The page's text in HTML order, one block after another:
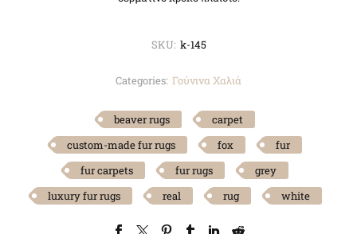
SKU: k-145
Categories: Γούνινα Χαλιά
beaver rugs
carpet
custom-made fur rugs
fox
fur
fur carpets
fur rugs
grey
luxury fur rugs
real rug white